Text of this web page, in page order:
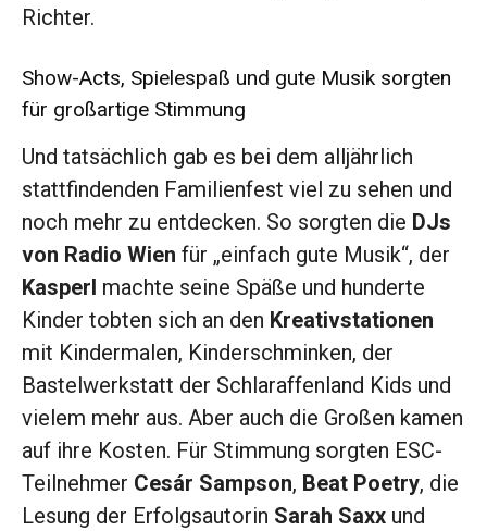
Richter.
Show-Acts, Spielespaß und gute Musik sorgten
für großartige Stimmung
Und tatsächlich gab es bei dem alljährlich
stattfindenden Familienfest viel zu sehen und
noch mehr zu entdecken. So sorgten die DJs
von Radio Wien für „einfach gute Musik“, der
Kasperl machte seine Späße und hunderte
Kinder tobten sich an den Kreativstationen
mit Kindermalen, Kinderschminken, der
Bastelwerkstatt der Schlaraffenland Kids und
vielem mehr aus. Aber auch die Großen kamen
auf ihre Kosten. Für Stimmung sorgten ESC-
Teilnehmer Cesár Sampson, Beat Poetry, die
Lesung der Erfolgsautorin Sarah Saxx und